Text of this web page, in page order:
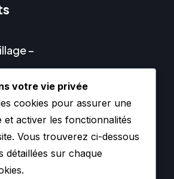
–
votre vie privée
cookies pour assurer une
et activer les fonctionnalités
Vous trouverez ci-dessous
détaillées sur chaque